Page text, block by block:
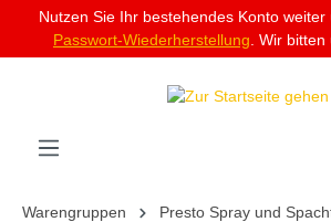
springen
Nutzen Sie Ihr bestehendes Konto
Passwort-Wiederherstellung . Wir
Warengruppen
Presto Spray und